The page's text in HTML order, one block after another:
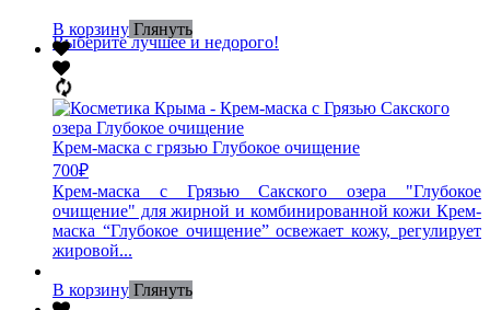
Выберите лучшее и недорого!
В корзину Глянуть
Крем-маска с грязью Глубокое очищение
700₽
Крем-маска с Грязью Сакского озера "Глубокое
очищение" для жирной и комбинированной кожи Крем-
маска “Глубокое очищение” освежает кожу, регулирует
жировой...
В корзину Глянуть